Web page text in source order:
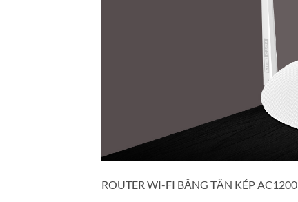
ROUTER WI-FI BĂNG TẦN KÉP AC1200